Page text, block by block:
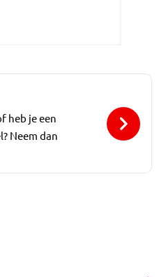
heb je een
Neem dan